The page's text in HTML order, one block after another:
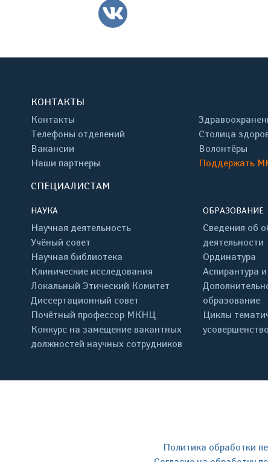
ВКонтакте
КОНТАКТЫ
Контакты
Телефоны отделений
Вакансии
Наши партнеры
Столица
Волонтёры
Поддержать
СПЕЦИАЛИСТАМ
НАУКА
Научная деятельность
Учёный совет
Научная библиотека
Клинические исследования
Локальный Этический Комитет
Диссертационный совет
Почётный профессор МКНЦ
Конкурс на замещение вакантных
должностей научных сотрудников
ОБРАЗОВАНИЕ
Сведения об
деятельности
Ординатура
Аспирантура
образование
Циклы
Политика обработки